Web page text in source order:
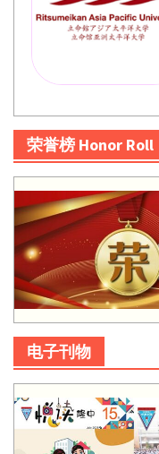
荣誉榜 Honor Roll
电子刊物